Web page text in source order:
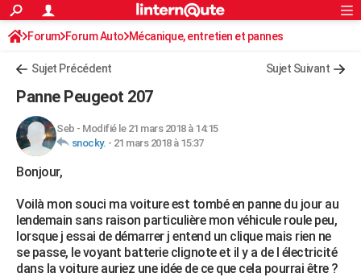
ACTUALITÉS
Politique
Société
Faits Divers
Education
Monde
Villes
+
FINANCE
Retraite
Impôts
Epargne
Immobilier
Risques naturels par ville
Banque
Assurance
Crédit
AUTO
Essais
Réserver un essai
Citadines
Berlines
SUV
Forum auto
+HIGH-TECH
Mobiles
Meilleur smartphone
Internet
Ordinateurs
Jeux vidéo
Guide high-tech
BRICOLAGE
Forum
Aménagement intérieur
Extérieur
Cuisine
Salle de bains
Jardinage
Rangement
WEEK-END
Rechercher
S'inscrire
Connexion
Forum Forum Auto Mécanique, entretien et pannes
Sujet Précédent Sujet Suivant
Panne Peugeot 207
Seb - Modifié le 21 mars 2018 à 14:15
snocky. - 21 mars 2018 à 15:37
Bonjour,
Voilà mon souci ma voiture est tombé en panne du jour au
lendemain sans raison particulière mon véhicule roule peu,
lorsque j essai de démarrer j entend un clique mais rien ne
se passe, le voyant batterie clignote et il y a de l électricité
dans la voiture auriez une idée de ce que cela pourrai être ?